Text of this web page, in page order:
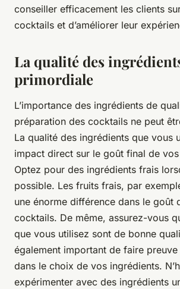
conseiller efficacement les clients
cocktails et d’améliorer leur
La qualité des
primordiale
L’importance des ingrédients de
préparation des cocktails ne peut
La qualité des ingrédients que vous
impact direct sur le goût final de
Optez pour des ingrédients frais
possible. Les fruits frais, par
une énorme différence dans le goût
cocktails. De même, assurez-vous
que vous utilisez sont de bonne
également important de faire
dans le choix de vos ingrédients.
expérimenter avec des ingrédients